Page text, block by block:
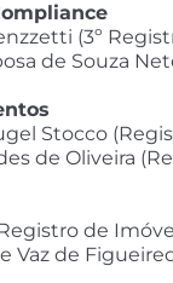
(3º
de Souza
Stocco
de Oliveira
de
Vaz de